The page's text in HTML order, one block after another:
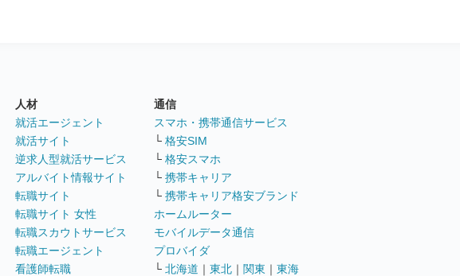
人材
就活エージェント
就活サイト
逆求人型就活サービス
アルバイト情報サイト
転職サイト
転職サイト 女性
転職スカウトサービス
転職エージェント
看護師転職
通信
スマホ・携帯通信サービス
└ 格安SIM
└ 格安スマホ
└ 携帯キャリア
└ 携帯キャリア格安ブランド
ホームルーター
モバイルデータ通信
プロバイダ
└ 北海道 ｜ 東北 ｜ 関東 ｜ 東海